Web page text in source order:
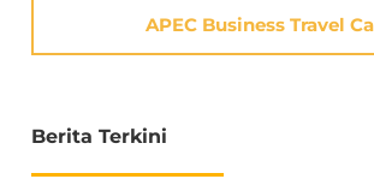
APEC Business Travel
Berita Terkini